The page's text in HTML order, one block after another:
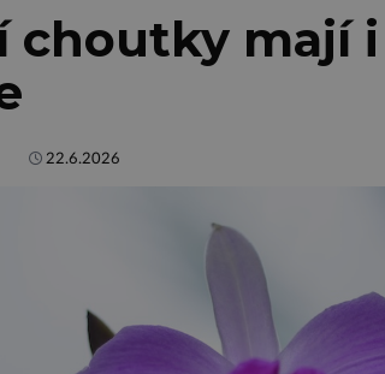
choutky mají
22.6.2026